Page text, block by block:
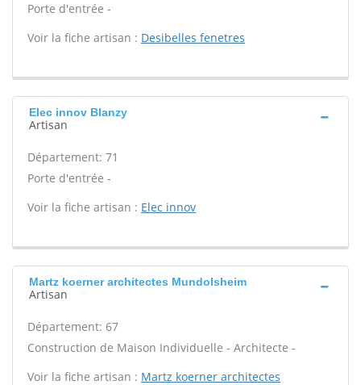
Porte d'entrée -
Voir la fiche artisan : Desibelles fenetres
Elec innov Blanzy
Artisan
Département: 71
Porte d'entrée -
Voir la fiche artisan : Elec innov
Martz koerner architectes Mundolsheim
Artisan
Département: 67
Construction de Maison Individuelle - Architecte -
Voir la fiche artisan : Martz koerner architectes